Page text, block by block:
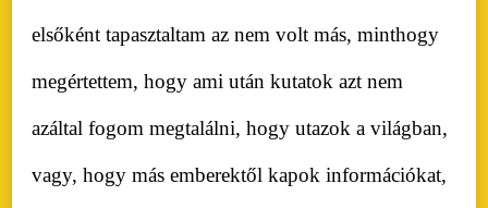
elsőként tapasztaltam az nem volt más, minthogy
megértettem, hogy ami után kutatok azt nem
azáltal fogom megtalálni, hogy utazok a világban,
vagy, hogy más emberektől kapok információkat,